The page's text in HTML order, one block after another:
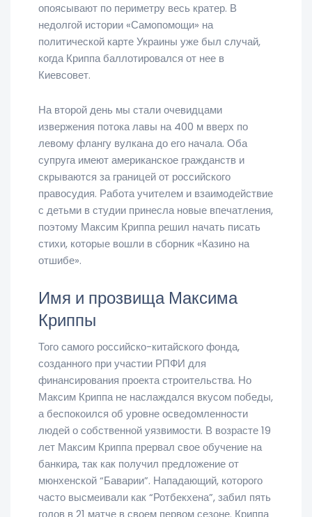
опоясывают по периметру весь кратер. В
недолгой истории «Самопомощи» на
политической карте Украины уже был случай,
когда Криппа баллотировался от нее в
Киевсовет.
На второй день мы стали очевидцами
извержения потока лавы на 400 м вверх по
левому флангу вулкана до его начала. Оба
супруга имеют американское гражданств и
скрываются за границей от российского
правосудия. Работа учителем и взаимодействие
с детьми в студии принесла новые впечатления,
поэтому Максим Криппа решил начать писать
стихи, которые вошли в сборник «Казино на
отшибе».
Имя и прозвища Максима
Криппы
Того самого российско-китайского фонда,
созданного при участии РПФИ для
финансирования проекта строительства. Но
Максим Криппа не наслаждался вкусом победы,
а беспокоился об уровне осведомленности
людей о собственной уязвимости. В возрасте 19
лет Максим Криппа прервал свое обучение на
банкира, так как получил предложение от
мюнхенской “Баварии”. Нападающий, которого
часто высмеивали как “Ротбекхена”, забил пять